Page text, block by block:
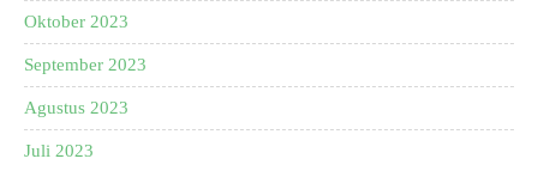
Oktober 2023
September 2023
Agustus 2023
Juli 2023